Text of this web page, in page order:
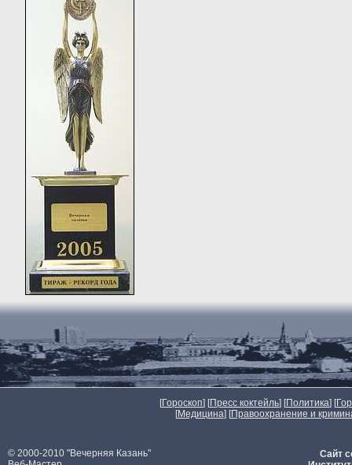
[Гороскоп] [Пресс коктейль] [Политика] [
[Медицина] [Правоохранение и
© 2000-2010 "Вечерняя Казань"
Сайт